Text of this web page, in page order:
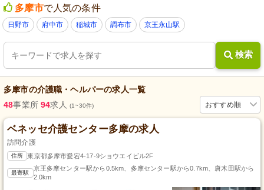
多摩市で人気の条件
日野市 府中市 稲城市 調布市 京王永山駅
検索
多摩市の介護職・ヘルパーの求人一覧
おすすめ順
48事業所 94求人 (1~30件)
ベネッセ介護センター多摩の求人
訪問介護
住所 東京都多摩市愛宕4-17-9ショウエイビル2F
最寄駅
京王多摩センター駅から0.5km、多摩センター駅から0.7km、唐木田駅から
2.0km